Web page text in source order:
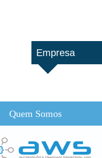
Empresa
Quem Somos